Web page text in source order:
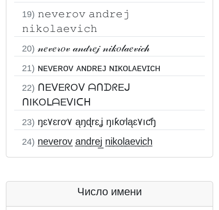
19) 𝚗𝚎𝚟𝚎𝚛𝚘𝚟 𝚊𝚗𝚍𝚛𝚎𝚓
𝚗𝚒𝚔𝚘𝚕𝚊𝚎𝚟𝚒𝚌𝚑
20) 𝓃𝑒𝓋𝑒𝓇𝑜𝓋 𝒶𝓃𝒹𝓇𝑒𝒿 𝓃𝒾𝓀𝑜𝓁𝒶𝑒𝓋𝒾𝒸𝒽
21) ɴᴇᴠᴇʀᴏᴠ ᴀɴᴅʀᴇᴊ ɴɪᴋᴏʟᴀᴇᴠɪᴄʜ
22) ᑎEᐯEᖇOᐯ ᗩᑎᗪᖇEᒍ
ᑎIKOᒪᗩEᐯIᑕᕼ
23) ŋɛ۷ɛrơ۷ ąŋɖrɛʝ ŋıƙơƖąɛ۷ıƈɧ
24) n̲e̲v̲e̲r̲o̲v̲ a̲n̲d̲r̲e̲j̲ n̲i̲k̲o̲l̲a̲e̲v̲i̲c̲h̲
Число имени